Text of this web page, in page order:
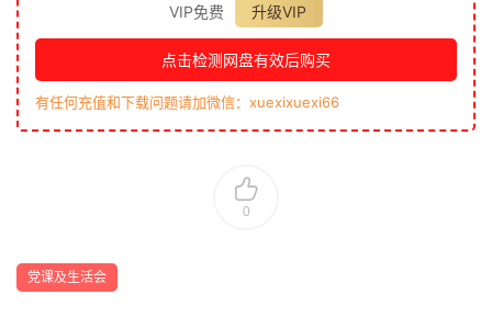
VIP免费
升级VIP
点击检测网盘有效后购买
有任何充值和下载问题请加微信：xuexixuexi66
0
党课及生活会